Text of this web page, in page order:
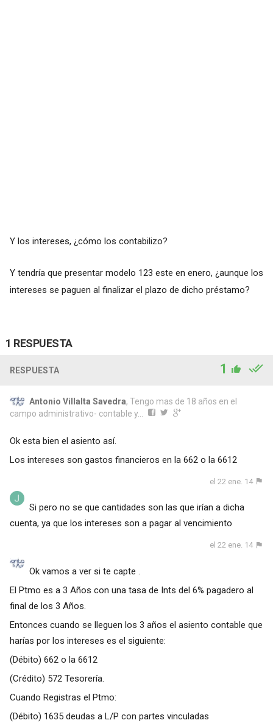
Y los intereses, ¿cómo los contabilizo?
Y tendría que presentar modelo 123 este en enero, ¿aunque los
intereses se paguen al finalizar el plazo de dicho préstamo?
1 RESPUESTA
RESPUESTA 1
Antonio Villalta Savedra, Tengo mas de 18 años en el
campo administrativo- contable y...
Ok esta bien el asiento así.
Los intereses son gastos financieros en la 662 o la 6612
el 22 ene. 14
Si pero no se que cantidades son las que irían a dicha
cuenta, ya que los intereses son a pagar al vencimiento
el 22 ene. 14
Ok vamos a ver si te capte .
El Ptmo es a 3 Años con una tasa de Ints del 6% pagadero al
final de los 3 Años.
Entonces cuando se lleguen los 3 años el asiento contable que
harías por los intereses es el siguiente:
(Débito) 662 o la 6612
(Crédito) 572 Tesorería.
Cuando Registras el Ptmo:
(Débito) 1635 deudas a L/P con partes vinculadas